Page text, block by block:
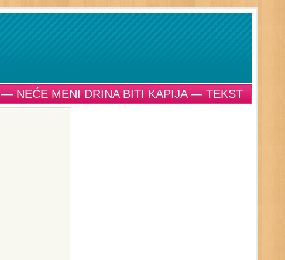
— NEĆE MENI DRINA BITI KAPIJA — TEKST